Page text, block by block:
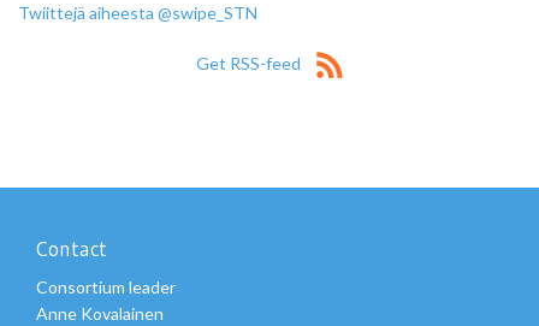
Twiittejä aiheesta @swipe_STN
Get RSS-feed
Contact
Consortium leader
Anne Kovalainen